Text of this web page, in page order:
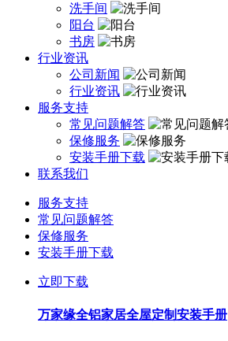
洗手间
阳台
书房
行业资讯
公司新闻
行业资讯
服务支持
常见问题解答
保修服务
安装手册下载
联系我们
服务支持
常见问题解答
保修服务
安装手册下载
立即下载
万家缘全铝家居全屋定制安装手册